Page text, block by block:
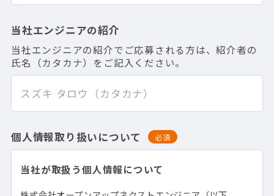
当社エンジニアの紹介
当社エンジニアの紹介でご応募される方は、紹介者の
氏名（カタカナ）をご記入ください。
個人情報取り扱いについて 必須
当社が取扱う個人情報について